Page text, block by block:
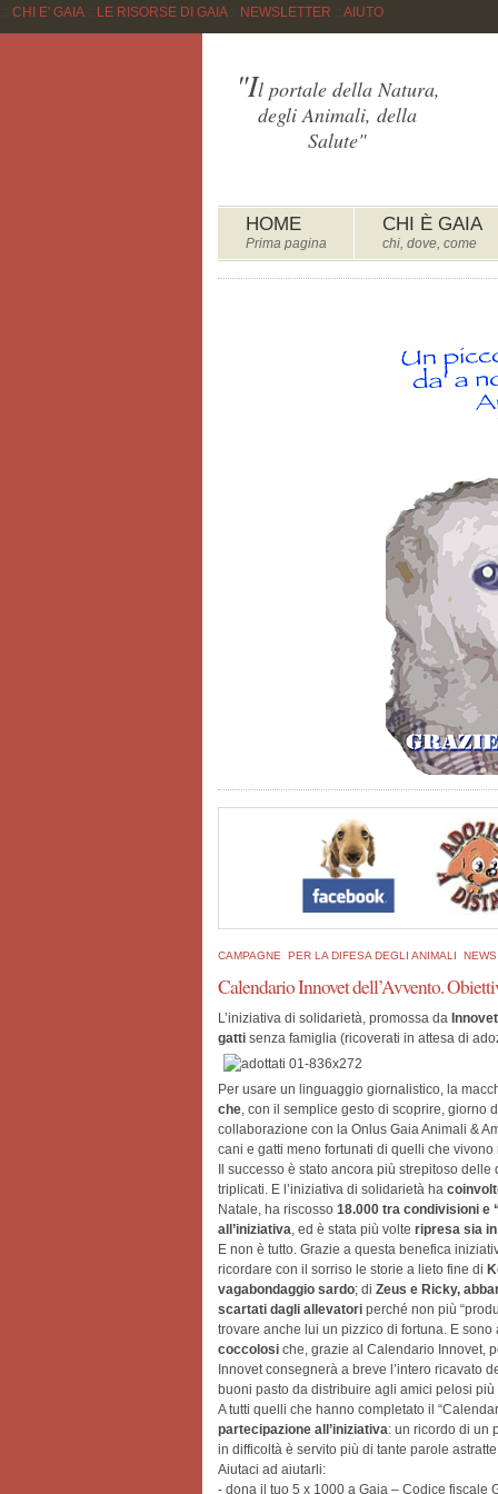
CHI E' GAIA:: LE RISORSE DI GAIA:: NEWSLETTER AIUTO
HOME
Prima pagina
CHI È GAIA
chi, dove, come
"Il portale della Natura,
degli Animali, della
Salute"
CAMPAGNE PER LA DIFESA DEGLI ANIMALI NEWS
Calendario Innovet dell’Avvento.
L’iniziativa di solidarietà, promossa da Innovet
gatti senza famiglia (ricoverati in attesa di
Per usare un linguaggio giornalistico, la
che, con il semplice gesto di scoprire, giorno
collaborazione con la Onlus Gaia Animali &
cani e gatti meno fortunati di quelli che
Il successo è stato ancora più strepitoso
triplicati. E l’iniziativa di solidarietà ha
Natale, ha riscosso 18.000 tra condivisioni e
all’iniziativa, ed è stata più volte ripresa sia
E non è tutto. Grazie a questa benefica
ricordare con il sorriso le storie a lieto fine di
vagabondaggio sardo; di Zeus e Ricky,
scartati dagli allevatori perché non più
trovare anche lui un pizzico di fortuna. E
coccolosi che, grazie al Calendario Innovet,
Innovet consegnerà a breve l’intero ricavato
buoni pasto da distribuire agli amici pelosi
A tutti quelli che hanno completato il
partecipazione all’iniziativa: un ricordo di un
in difficoltà è servito più di tante parole
Aiutaci ad aiutarli:
- dona il tuo 5 x 1000 a Gaia – Codice fiscale